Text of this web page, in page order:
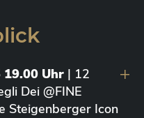
19.00 Uhr | 12
Dei @FINE
Steigenberger Icon